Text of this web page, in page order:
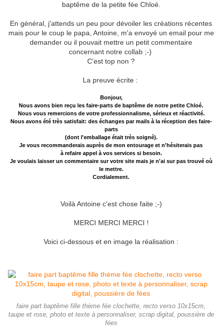
baptême de la petite fée Chloé.
En général, j'attends un peu pour dévoiler les créations récentes
mais pour le coup le papa, Antoine, m'a envoyé un email pour me
demander ou il pouvait mettre un petit commentaire
concernant notre collab ;-)
C'est top non ?
La preuve écrite :
Bonjour,
Nous avons bien reçu les faire-parts de baptême de notre petite Chloé.
Nous vous remercions de votre professionnalisme, sérieux et réactivité.
Nous avons été très satisfait: des échanges par mails à la réception des faire-
parts
(dont l'emballage était très soigné).
Je vous recommanderais auprès de mon entourage et n'hésiterais pas
à refaire appel à vos services si besoin.
Je voulais laisser un commentaire sur votre site mais je n'ai sur pas trouvé où
le mettre.
Cordialement.
Voilà Antoine c'est chose faite ;-)
MERCI MERCI MERCI !
Voici ci-dessous et en image la réalisation :
faire part baptême fille thème fée clochette, recto verso 10x15cm,
taupe et rose, photo et texte à personnaliser, scrap digital, poussière de
fées